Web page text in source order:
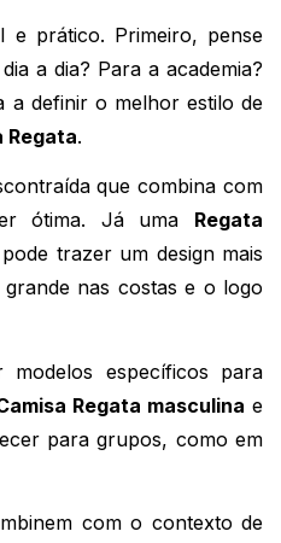
e prático. Primeiro, pense
a dia? Para a academia?
a definir o melhor estilo de
Regata.
que combina com
ótima. Já uma Regata
pode trazer um design mais
nas costas e o logo
específicos para
Regata masculina e
para grupos, como em
com o contexto de